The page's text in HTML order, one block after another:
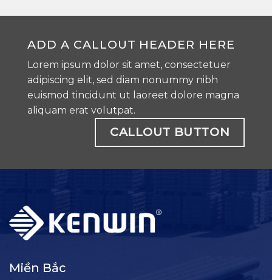
ADD A CALLOUT HEADER HERE
Lorem ipsum dolor sit amet, consectetuer
adipiscing elit, sed diam nonummy nibh
euismod tincidunt ut laoreet dolore magna
aliquam erat volutpat.
CALLOUT BUTTON
Miền Bắc